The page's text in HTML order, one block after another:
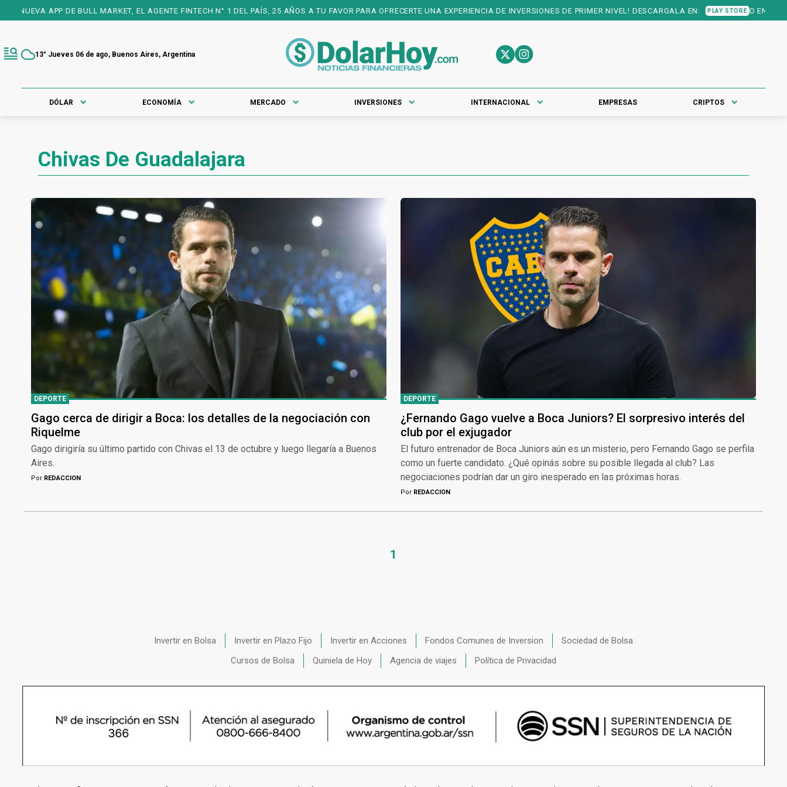
APP DE BULL MARKET, EL AGENTE FINTECH N° 1 DEL PAÍS, 25 AÑOS A TU FAVOR PARA OFRECERTE UNA EXPERIENCIA DE INVERSIONES DE PRIMER NIVEL! DESCARGALA EN: PLAY STORE O EN: APP
13° Jueves 06 de ago, Buenos Aires, Argentina
DÓLAR ECONOMÍA MERCADO INVERSIONES INTERNACIONAL EMPRESAS CRIPTOS
Chivas De Guadalajara
DEPORTE
Gago cerca de dirigir a Boca: los detalles de la negociación con
Riquelme
Gago dirigiría su último partido con Chivas el 13 de octubre y luego llegaría a Buenos
Aires.
Por REDACCION
DEPORTE
¿Fernando Gago vuelve a Boca Juniors? El sorpresivo interés del
club por el exjugador
El futuro entrenador de Boca Juniors aún es un misterio, pero Fernando Gago se perfila
como un fuerte candidato. ¿Qué opinás sobre su posible llegada al club? Las
negociaciones podrían dar un giro inesperado en las próximas horas.
Por REDACCION
1
Invertir en Bolsa Invertir en Plazo Fijo Invertir en Acciones Fondos Comunes de Inversion
Sociedad de Bolsa
Cursos de Bolsa
Quiniela de Hoy Agencia de viajes Política de Privacidad